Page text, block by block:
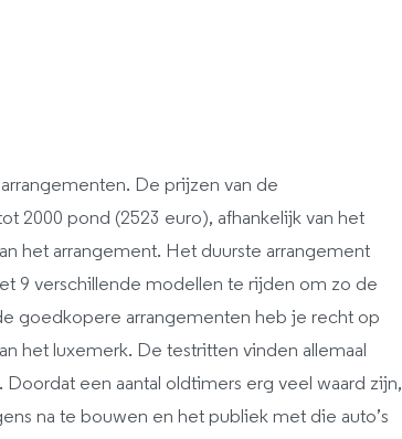
De prijzen van de
2000 pond (2523 euro), afhankelijk van het
het arrangement. Het duurste arrangement
9 verschillende modellen te rijden om zo de
goedkopere arrangementen heb je recht op
het luxemerk. De testritten vinden allemaal
een aantal oldtimers erg veel waard zijn,
na te bouwen en het publiek met die auto’s